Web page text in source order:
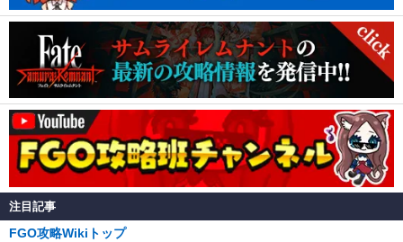
注目記事
FGO攻略Wikiトップ